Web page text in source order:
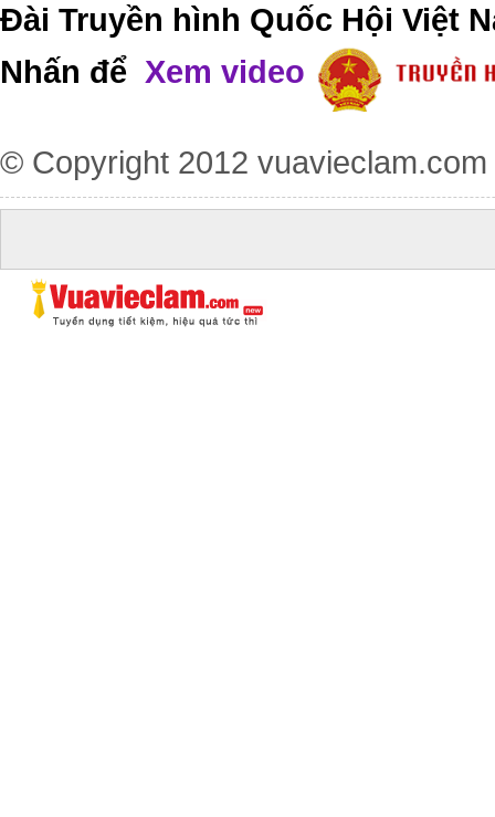
Đài Truyền hình Quốc Hội Việt
Nhấn để Xem video
© Copyright 2012 vuavieclam.com